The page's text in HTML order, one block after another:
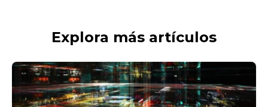
Explora más artículos